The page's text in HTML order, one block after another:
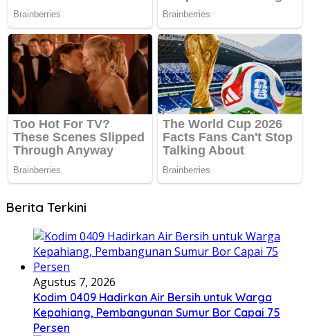
Berita Terkini
Agustus 7, 2026
Kodim 0409 Hadirkan Air Bersih untuk Warga
Kepahiang, Pembangunan Sumur Bor Capai 75
Persen